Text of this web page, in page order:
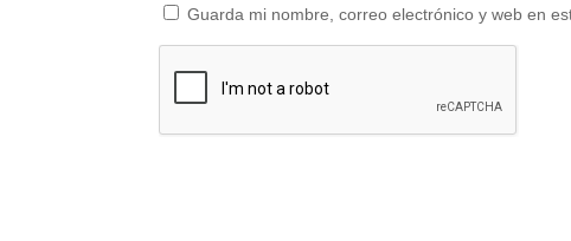
Guarda mi nombre, correo electrónico y web en